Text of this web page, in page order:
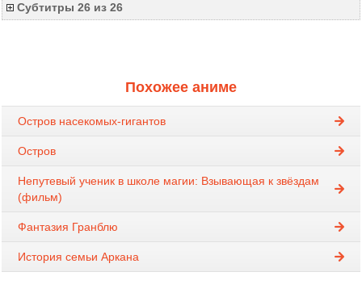
Субтитры 26 из 26
Похожее аниме
Остров насекомых-гигантов
Остров
Непутевый ученик в школе магии: Взывающая к звёздам
(фильм)
Фантазия Гранблю
История семьи Аркана